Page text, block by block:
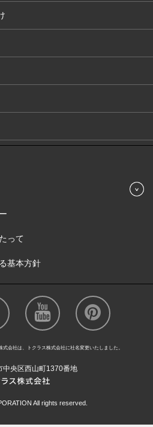
って
基本方針
式会社は、トクラス株式会社に社名変更いたしました。
中央区西山町1370番地
All rights reserved.